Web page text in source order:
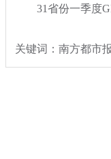
31省份一季度
关键词：南方都市